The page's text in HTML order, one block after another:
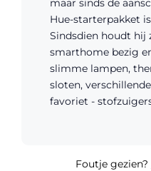
maar sinds de
Hue-starterpakket
Sindsdien houdt hij
smarthome bezig
slimme lampen,
sloten,
favoriet -
Foutje gezien?